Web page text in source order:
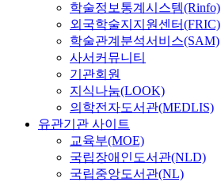
학술정보통계시스템(Rinfo)
외국학술지지원센터(FRIC)
학술관계분석서비스(SAM)
사서커뮤니티
기관회원
지식나눔(LOOK)
의학전자도서관(MEDLIS)
유관기관 사이트
교육부(MOE)
국립장애인도서관(NLD)
국립중앙도서관(NL)